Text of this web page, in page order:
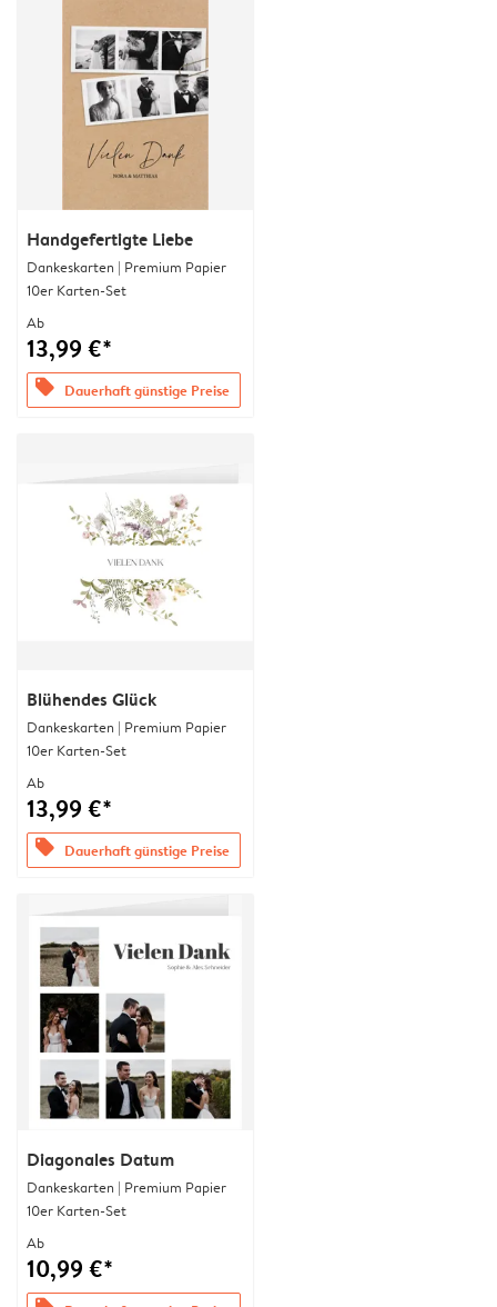
Handgefertigte Liebe
Dankeskarten | Premium Papier
10er Karten-Set
Ab
13,99 €*
offers Dauerhaft günstige Preise
Blühendes Glück
Dankeskarten | Premium Papier
10er Karten-Set
Ab
13,99 €*
offers Dauerhaft günstige Preise
Diagonales Datum
Dankeskarten | Premium Papier
10er Karten-Set
Ab
10,99 €*